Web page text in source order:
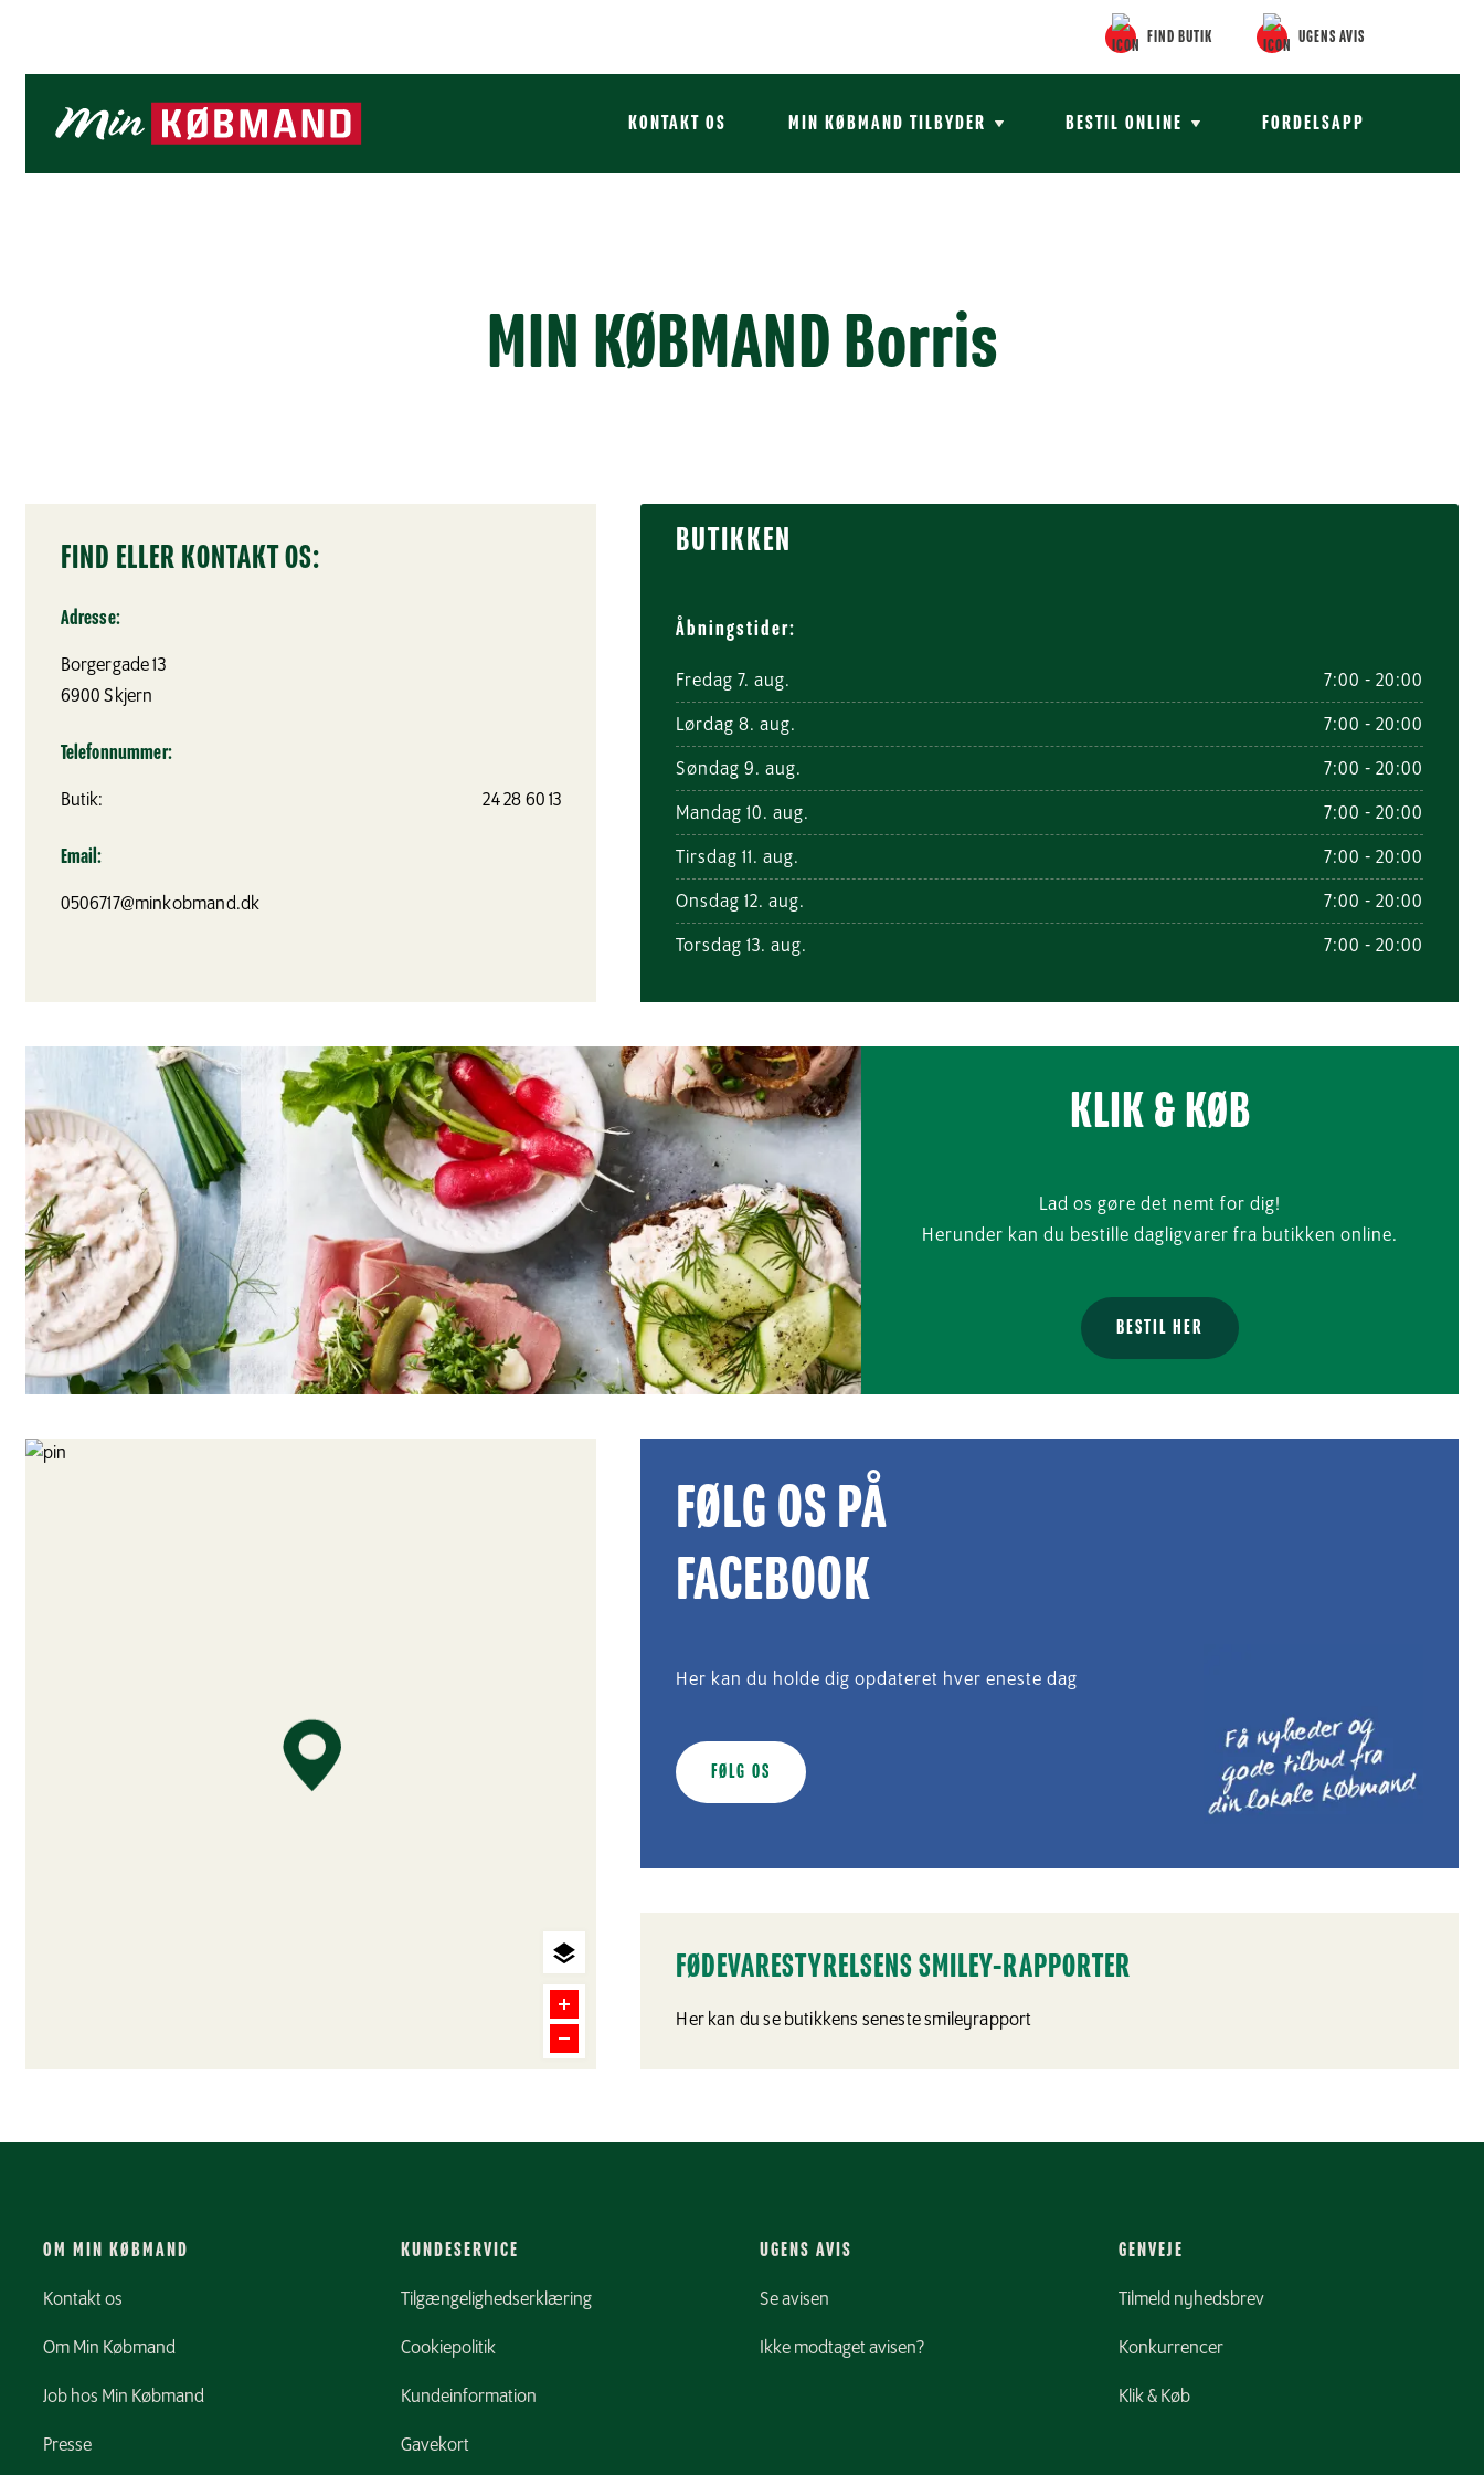
FIND BUTIK UGENS AVIS
KONTAKT OS MIN KØBMAND TILBYDER BESTIL ONLINE FORDELSAPP
MIN KØBMAND Borris
FIND ELLER KONTAKT OS:
Adresse:
Borgergade 13
6900 Skjern
Telefonnummer:
Butik: 24 28 60 13
Email:
0506717@minkobmand.dk
BUTIKKEN
Åbningstider:
Fredag 7. aug. 7:00 - 20:00
Lørdag 8. aug. 7:00 - 20:00
Søndag 9. aug. 7:00 - 20:00
Mandag 10. aug. 7:00 - 20:00
Tirsdag 11. aug. 7:00 - 20:00
Onsdag 12. aug. 7:00 - 20:00
Torsdag 13. aug. 7:00 - 20:00
KLIK & KØB
Lad os gøre det nemt for dig!
Herunder kan du bestille dagligvarer fra butikken online.
BESTIL HER
FØLG OS PÅ
FACEBOOK
Her kan du holde dig opdateret hver eneste dag
FØLG OS
FØDEVARESTYRELSENS SMILEY-RAPPORTER
Her kan du se butikkens seneste smileyrapport
OM MIN KØBMAND
Kontakt os
Om Min Købmand
Job hos Min Købmand
Presse
KUNDESERVICE
Tilgængelighedserklæring
Cookiepolitik
Kundeinformation
Gavekort
UGENS AVIS
Se avisen
Ikke modtaget avisen?
GENVEJE
Tilmeld nyhedsbrev
Konkurrencer
Klik & Køb